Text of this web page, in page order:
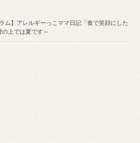
ラム】アレルギーっこママ日記「食で笑顔にした
の上では夏です～